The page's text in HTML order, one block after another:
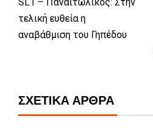
SL1 – Παναιτωλικός: Στην
τελική ευθεία η
αναβάθμιση του Γηπέδου
ΣΧΕΤΙΚΆ ΆΡΘΡΑ